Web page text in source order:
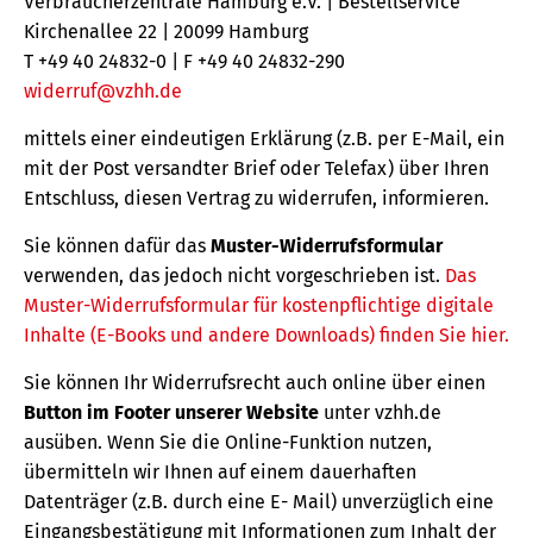
Kirchenallee 22 | 20099 Hamburg
T +49 40 24832-0 | F +49 40 24832-290
widerruf@vzhh.de
mittels einer eindeutigen Erklärung (z.B. per E-Mail, ein
mit der Post versandter Brief oder Telefax) über Ihren
Entschluss, diesen Vertrag zu widerrufen, informieren.
Sie können dafür das Muster-Widerrufsformular
verwenden, das jedoch nicht vorgeschrieben ist. Das
Muster-Widerrufsformular für kostenpflichtige digitale
Inhalte (E-Books und andere Downloads) finden Sie hier.
Sie können Ihr Widerrufsrecht auch online über einen
Button im Footer unserer Website unter vzhh.de
ausüben. Wenn Sie die Online-Funktion nutzen,
übermitteln wir Ihnen auf einem dauerhaften
Datenträger (z.B. durch eine E- Mail) unverzüglich eine
Eingangsbestätigung mit Informationen zum Inhalt der